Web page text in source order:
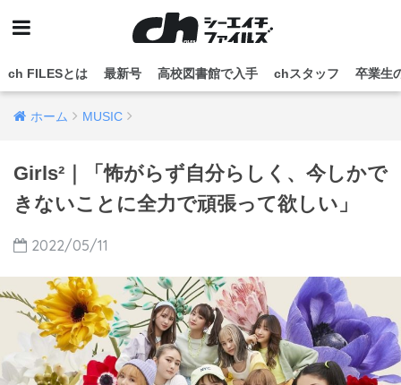
ch FILESとは 最新号 高校図書館で入手 chスタッフ 卒業生
ホーム MUSIC
Girls²｜「怖がらず自分らしく、今しかで
きないことに全力で頑張って欲しい」
2022/05/11